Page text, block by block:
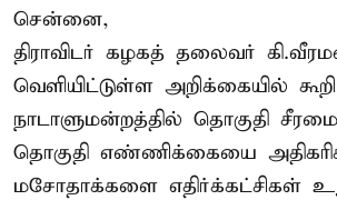
சென்னை,
திராவிடர் கழகத் தலைவர்
வெளியிட்டுள்ள அறிக்கையில்
நாடாளுமன்றத்தில் தொகுதி
தொகுதி எண்ணிக்கையை
மசோதாக்களை எதிர்க்கட்சிகள்